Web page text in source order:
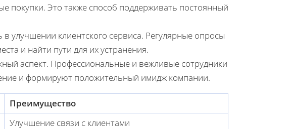
покупки. Это также способ поддерживать постоянный
улучшении клиентского сервиса. Регулярные опросы
и найти пути для их устранения.
аспект. Профессиональные и вежливые сотрудники
и формируют положительный имидж компании.
Преимущество
Улучшение связи с клиентами